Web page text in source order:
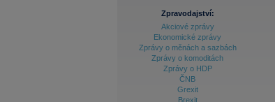
Zpravodajství:
Akciové zprávy
Ekonomické zprávy
Zprávy o měnách a sazbách
Zprávy o komoditách
Zprávy o HDP
ČNB
Grexit
Brexit